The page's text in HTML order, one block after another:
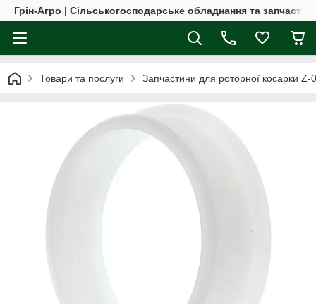
Грін-Агро | Сільськогосподарське обладнання та
Товари та послуги Запчастини для роторної косарки